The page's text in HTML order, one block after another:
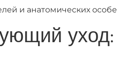
и анатомических